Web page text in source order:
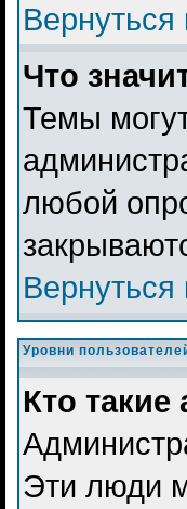
Вернуться
Что
Темы
любой
Вернуться
Уровни
Кто
Эти люди